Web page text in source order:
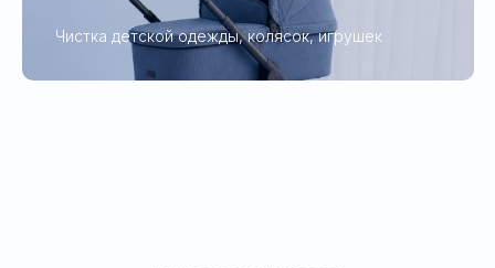
Чистка детской одежды, колясок, игрушек